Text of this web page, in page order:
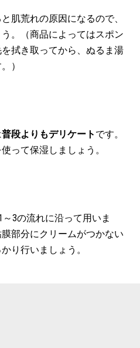
肌荒れの原因になるので、
。（商品によってはスポン
拭き取ってから、ぬるま湯
）
普段よりもデリケート です。
って保湿しましょう。
～3の流れに沿って用いま
部分にクリームがつかない
り行いましょう。